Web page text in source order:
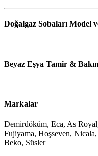
Doğalgaz Sobaları Model
Beyaz Eşya Tamir &
Markalar
Demirdöküm, Eca, As
Fujiyama, Hoşseven,
Beko, Süsler